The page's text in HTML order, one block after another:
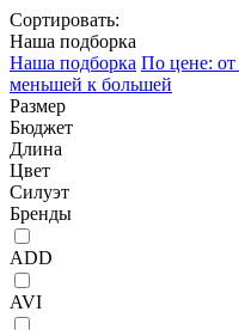
Сортировать:
Наша подборка
Наша подборка По цене:
меньшей к большей
Размер
Бюджет
Длина
Цвет
Силуэт
Бренды
ADD
AVI